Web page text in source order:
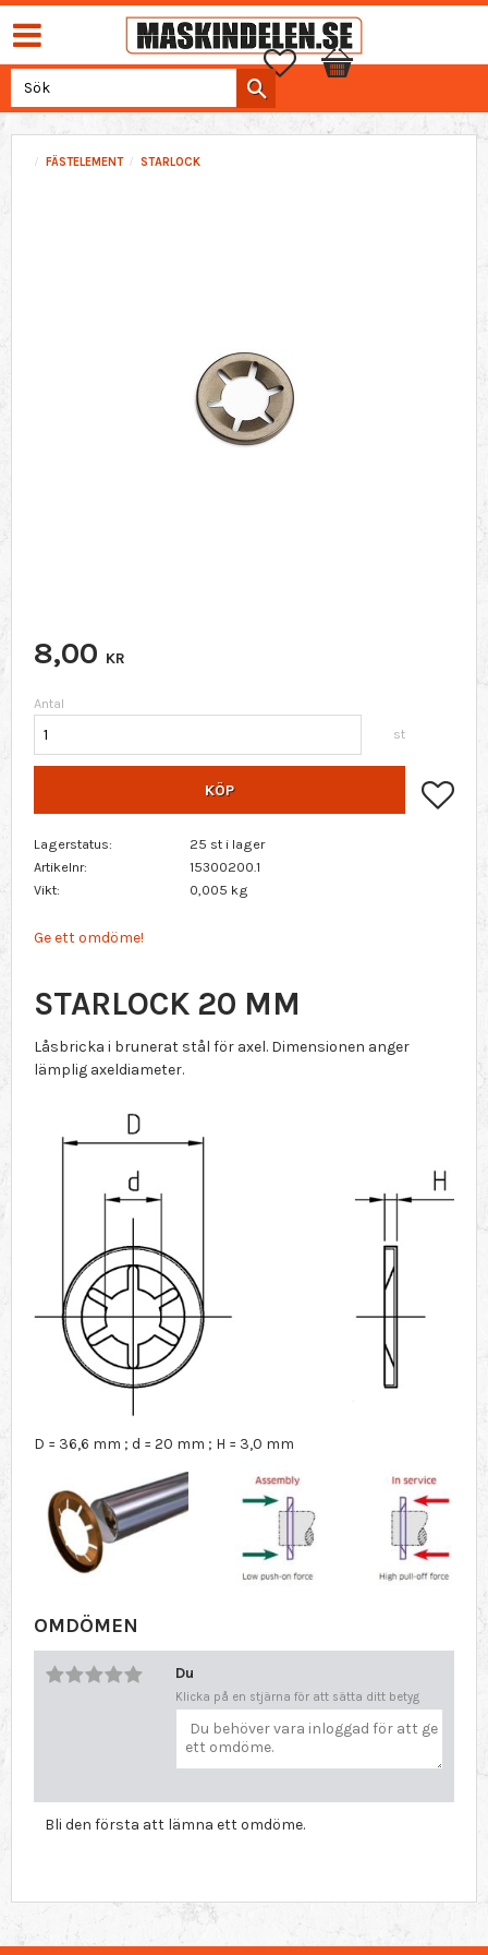
Favoriter
Kundvagn
FÄSTELEMENT STARLOCK
8,00 KR
Antal
st
KÖP
Lagerstatus
25 st i lager
Artikelnr
15300200.1
Vikt
0,005 kg
Ge ett omdöme!
STARLOCK 20 MM
Låsbricka i brunerat stål för axel. Dimensionen anger
lämplig axeldiameter.
D = 36,6 mm ; d = 20 mm ; H = 3,0 mm
OMDÖMEN
Du
Klicka på en stjärna för att sätta ditt betyg
Bli den första att lämna ett omdöme.